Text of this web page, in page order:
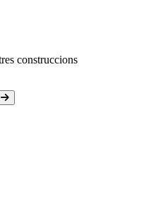
construccions